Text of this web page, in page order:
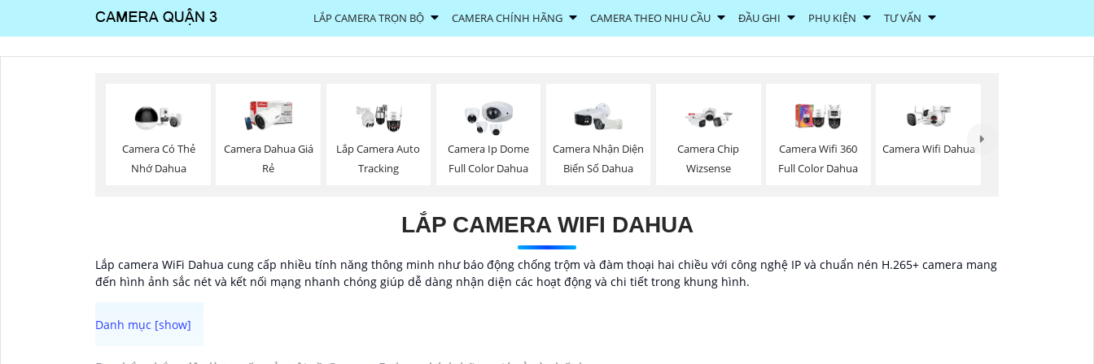
LẮP CAMERA TRỌN BỘ CAMERA CHÍNH HÃNG CAMERA THEO NHU CẦU ĐẦU GHI PHỤ KIỆN TƯ VẤN
Camera Có Thẻ
Nhớ Dahua
Camera Dahua Giá
Rẻ
Lắp Camera Auto
Tracking
Camera Ip Dome
Full Color Dahua
Camera Nhận Diện
Biển Số Dahua
Camera Chip
Wizsense
Camera Wifi 360
Full Color Dahua
Camera Wifi Dahua
LẮP CAMERA WIFI DAHUA
Lắp camera WiFi Dahua cung cấp nhiều tính năng thông minh như báo động chống trộm và đàm thoại hai chiều với công nghệ IP và chuẩn nén H.265+ camera mang
đến hình ảnh sắc nét và kết nối mạng nhanh chóng giúp dễ dàng nhận diện các hoạt động và chi tiết trong khung hình.